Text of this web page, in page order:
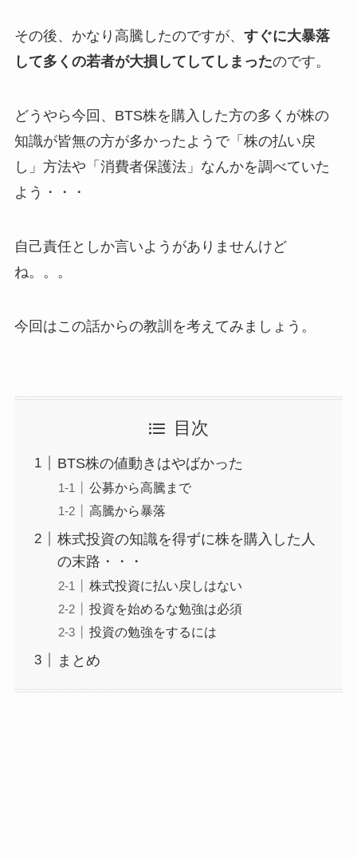
その後、かなり高騰したのですが、 すぐに大暴落
して多くの若者が大損してしてしまったのです。
どうやら今回、BTS株を購入した方の多くが株の
知識が皆無の方が多かったようで「株の払い戻
し」方法や「消費者保護法」なんかを調べていた
よう・・・
自己責任としか言いようがありませんけど
ね。。。
今回はこの話からの教訓を考えてみましょう。
目次
BTS株の値動きはやばかった
公募から高騰まで
高騰から暴落
株式投資の知識を得ずに株を購入した人
の末路・・・
株式投資に払い戻しはない
投資を始めるな勉強は必須
投資の勉強をするには
まとめ